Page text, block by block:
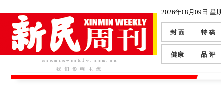
2026年08月09日 星
封 面 特 稿
健康 品 评